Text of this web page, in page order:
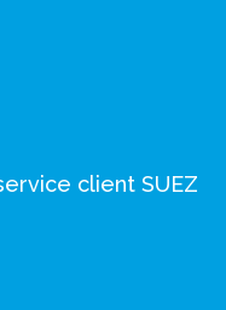
client SUEZ